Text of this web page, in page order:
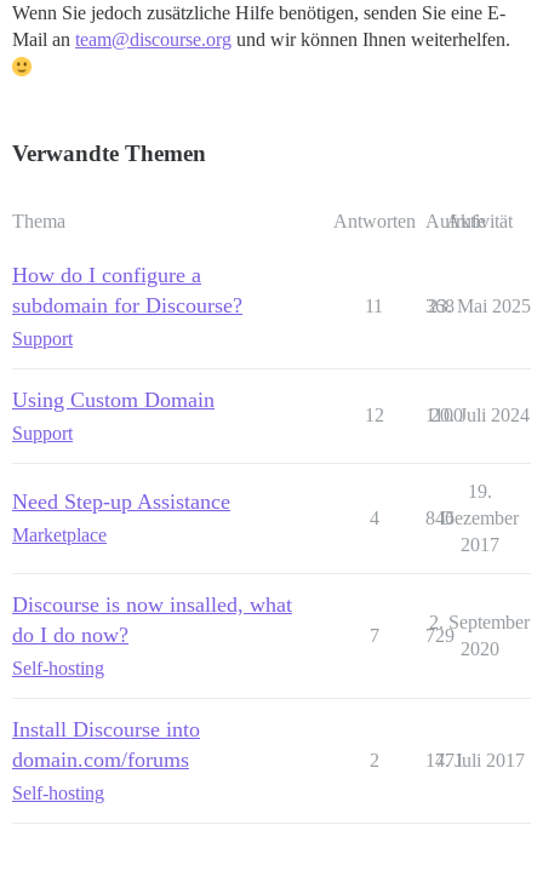
Wenn Sie jedoch zusätzliche Hilfe benötigen, senden Sie eine E-
Mail an team@discourse.org und wir können Ihnen weiterhelfen.
Verwandte Themen
Thema Antworten Aufrufe
Aktivität
How do I configure a
subdomain for Discourse?
Support
11 368
23. Mai 2025
Using Custom Domain
Support
12 1100
20. Juli 2024
Need Step-up Assistance
Marketplace
4 846
19.
Dezember
2017
Discourse is now insalled, what
do I do now?
Self-hosting
7 729
2. September
2020
Install Discourse into
domain.com/forums
Self-hosting
2 1771
4. Juli 2017